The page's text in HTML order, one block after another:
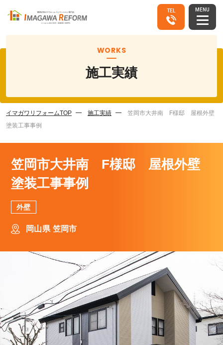
TEL MENU
WORKS
施工実績
イマガワリフォームTOP 施工実績
笠岡市大井南 F様邸 屋根外壁
塗装工事事例
笠岡市大井南 F様邸 屋根外壁
塗装工事事例
外壁
岡山県 笠岡市